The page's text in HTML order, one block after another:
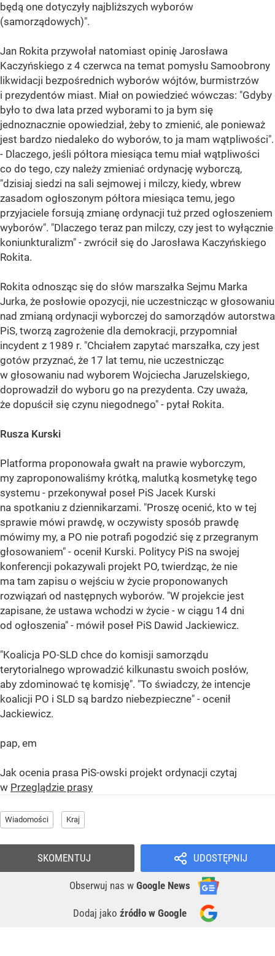
będą one dotyczyły najbliższych wyborów
(samorządowych)".
Jan Rokita przywołał natomiast opinię Jarosława
Kaczyńskiego z 4 czerwca na temat pomysłu Samoobrony
likwidacji bezpośrednich wyborów wójtów, burmistrzów
i prezydentów miast. Miał on powiedzieć wówczas: "Gdyby
było to dwa lata przed wyborami to ja bym się
jednoznacznie opowiedział, żeby to zmienić, ale ponieważ
jest bardzo niedaleko do wyborów, to ja mam wątpliwości".
- Dlaczego, jeśli półtora miesiąca temu miał wątpliwości
co do tego, czy należy zmieniać ordynację wyborczą,
"dzisiaj siedzi na sali sejmowej i milczy, kiedy, wbrew
zasadom ogłoszonym półtora miesiąca temu, jego
przyjaciele forsują zmianę ordynacji tuż przed ogłoszeniem
wyborów". "Dlaczego teraz pan milczy, czy jest to wyłącznie
koniunkturalizm" - zwrócił się do Jarosława Kaczyńskiego
Rokita.
Rokita odnosząc się do słów marszałka Sejmu Marka
Jurka, że posłowie opozycji, nie uczestnicząc w głosowaniu
nad zmianą ordynacji wyborczej do samorządów autorstwa
PiS, tworzą zagrożenie dla demokracji, przypomniał
incydent z 1989 r. "Chciałem zapytać marszałka, czy jest
gotów przyznać, że 17 lat temu, nie uczestnicząc
w głosowaniu nad wyborem Wojciecha Jaruzelskiego,
doprowadził do wyboru go na prezydenta. Czy uważa,
że dopuścił się czynu niegodnego" - pytał Rokita.
Rusza Kurski
Platforma proponowała gwałt na prawie wyborczym,
my zaproponowaliśmy krótką, malutką kosmetykę tego
systemu - przekonywał poseł PiS Jacek Kurski
na spotkaniu z dziennikarzami. "Proszę ocenić, kto w tej
sprawie mówi prawdę, w oczywisty sposób prawdę
mówimy my, a PO nie potrafi pogodzić się z przegranym
głosowaniem" - ocenił Kurski. Politycy PiS na swojej
konferencji pokazywali projekt PO, twierdząc, że nie
ma tam zapisu o wejściu w życie proponowanych
rozwiązań od następnych wyborów. "W projekcie jest
zapisane, że ustawa wchodzi w życie - w ciągu 14 dni
od ogłoszenia" - mówił poseł PiS Dawid Jackiewicz.
"Koalicja PO-SLD chce do komisji samorządu
terytorialnego wprowadzić kilkunastu swoich posłów,
aby zdominować tę komisję". "To świadczy, że intencje
koalicji PO i SLD są bardzo niebezpieczne" - ocenił
Jackiewicz.
pap, em
Jak ocenia prasa PiS-owski projekt ordynacji czytaj
w Przeglądzie prasy
Wiadomości Kraj
UDOSTĘPNIJ
Obserwuj nas w Google News
Dodaj jako źródło w Google
SKOMENTUJ